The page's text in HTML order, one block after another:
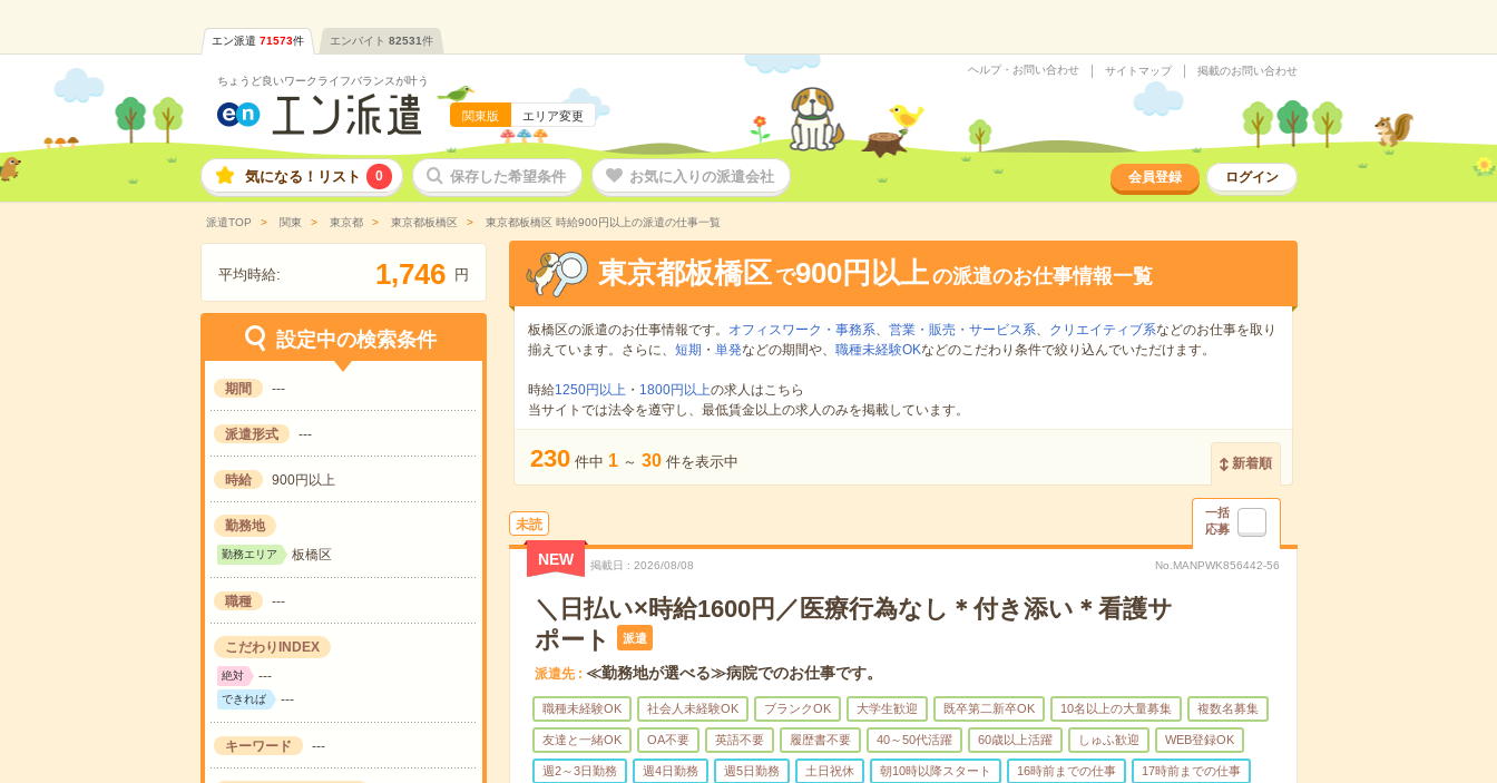
エン派遣 71573件 エンバイト 82531件
ちょうど良いワークライフバランスが叶う
関東版 エリア変更
ヘルプ・お問い合わせ サイトマップ 掲載のお問い合わせ
気になる！リスト 0 保存した希望条件 お気に入りの派遣会社 会員登録 ログイン
派遣TOP 関東 東京都 東京都板橋区 東京都板橋区 時給900円以上の派遣の仕事一覧
平均時給: 1,746 円
設定中の検索条件
期間 ---
派遣形式 ---
時給 900円以上
勤務地
勤務エリア 板橋区
職種 ---
こだわりINDEX
絶対 ---
できれば ---
キーワード ---
東京都板橋区 で900円以上の派遣のお仕事情報一覧
板橋区の派遣のお仕事情報です。 オフィスワーク・事務系、 営業・販売・サービス系、 クリエイティブ系などのお仕事を取り
揃えています。さらに、 短期 ・ 単発などの期間や、 職種未経験OKなどのこだわり条件で絞り込んでいただけます。
時給1250円以上・ 1800円以上の求人はこちら
当サイトでは法令を遵守し、最低賃金以上の求人のみを掲載しています。
230 件中 1 ～ 30 件を表示中 新着順
未読
一括
応募
NEW 掲載日 2026/08/08 No.MANPWK856442-56
＼日払い×時給1600円／医療行為なし＊付き添い＊看護サ
ポート
派遣
派遣先 ≪勤務地が選べる≫病院でのお仕事です。
職種未経験OK 社会人未経験OK ブランクOK 大学生歓迎 既卒第二新卒OK 10名以上の大量募集 複数名募集
友達と一緒OK OA不要 英語不要 履歴書不要 40～50代活躍 60歳以上活躍 しゅふ歓迎 WEB登録OK
週2～3日勤務 週4日勤務 週5日勤務 土日祝休 朝10時以降スタート 16時前までの仕事 17時前までの仕事